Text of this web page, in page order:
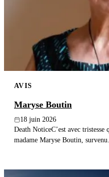
AVIS
Maryse Boutin
18 juin 2026
Death NoticeC’est avec tristesse
madame Maryse Boutin,